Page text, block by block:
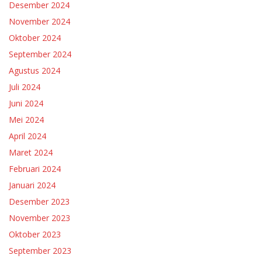
Desember 2024
November 2024
Oktober 2024
September 2024
Agustus 2024
Juli 2024
Juni 2024
Mei 2024
April 2024
Maret 2024
Februari 2024
Januari 2024
Desember 2023
November 2023
Oktober 2023
September 2023